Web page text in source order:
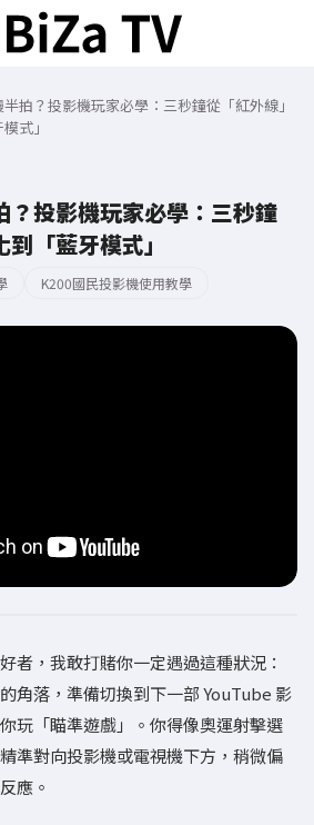
拍？投影機玩家必學：三秒鐘從「紅外線」
式」
？投影機玩家必學：三秒鐘
「藍牙模式」
K200國民投影機使用教學
者，我敢打賭你一定遇過這種狀況：
角落，準備切換到下一部 YouTube 影
玩「瞄準遊戲」。你得像奧運射擊選
準對向投影機或電視機下方，稍微偏
應。